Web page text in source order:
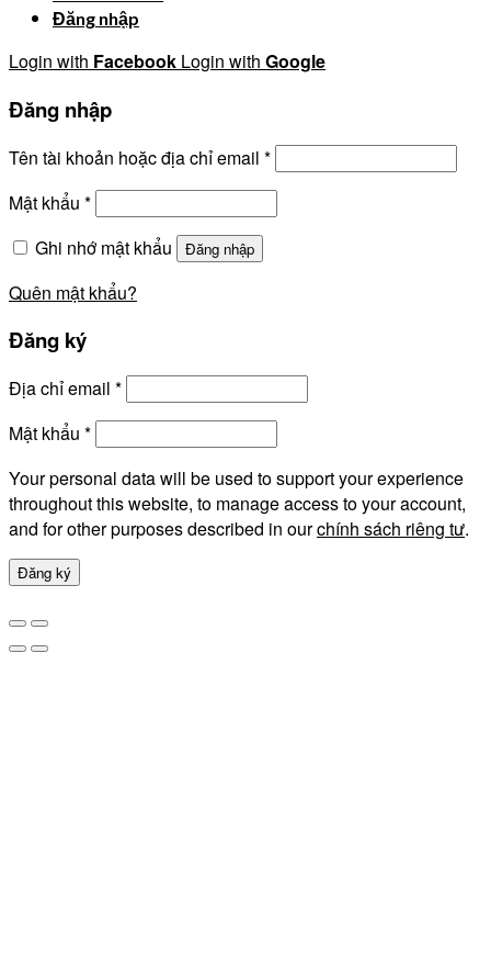
Đăng nhập
Login with Facebook Login with Google
Đăng nhập
Tên tài khoản hoặc địa chỉ email *
Mật khẩu *
Ghi nhớ mật khẩu
Đăng nhập
Quên mật khẩu?
Đăng ký
Địa chỉ email *
Mật khẩu *
Your personal data will be used to support your experience
throughout this website, to manage access to your account,
and for other purposes described in ourchính sách riêng tư.
Đăng ký